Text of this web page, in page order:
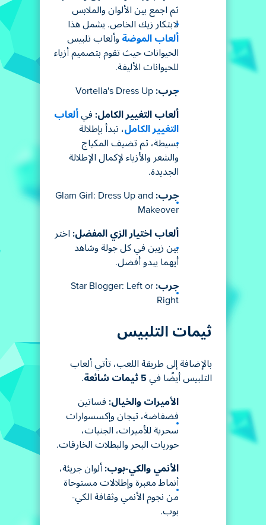
ثم اجمع بين الألوان والملابس
لابتكار زيك الخاص. يشمل هذا
ألعاب الموضة وألعاب تلبيس
الحيوانات حيث تقوم بتصميم أزياء
للحيوانات الأليفة.
جرب:
ألعاب التغيير الكامل: في
ألعاب
التغيير الكامل، تبدأ بإطلالة
بسيطة، ثم تضيف المكياج
والشعر والأزياء لإكمال الإطلالة
الجديدة.
جرب: Glam Girl: Dress Up and
Makeover
ألعاب اختيار الزي المفضل: اختر
بين زيين في كل جولة وشاهد
أيهما يبدو أفضل.
جرب: Star Blogger: Left or
Right
ثيمات التلبيس
بالإضافة إلى طريقة اللعب، تأتي ألعاب
التلبيس أيضًا في 5 ثيمات شائعة .
الأميرات والخيال: فساتين
فضفاضة، تيجان وإكسسوارات
سحرية للأميرات، الجنيات،
حوريات البحر والبطلات الخارقات.
الأنمي والكي-بوب: ألوان جريئة،
أنماط معبرة وإطلالات مستوحاة
من نجوم الأنمي وثقافة الكي-
بوب.